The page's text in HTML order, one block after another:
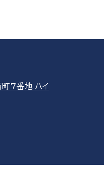
7番地 ハイ